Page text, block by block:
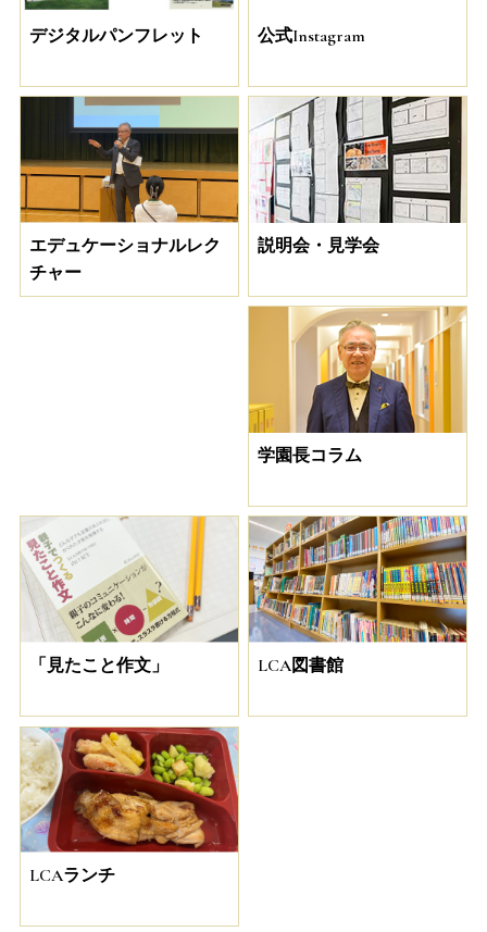
デジタルパンフレット 公式Instagram
エデュケーショナルレク
チャー
説明会・見学会
学園長コラム
「見たこと作文」 LCA図書館
LCAランチ